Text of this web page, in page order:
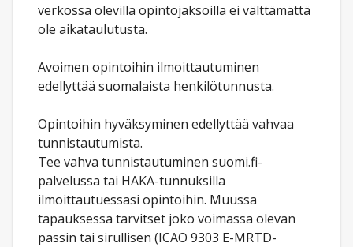
verkossa olevilla opintojaksoilla ei välttämättä
ole aikataulutusta.
Avoimen opintoihin ilmoittautuminen
edellyttää suomalaista henkilötunnusta.
Opintoihin hyväksyminen edellyttää vahvaa
tunnistautumista.
Tee vahva tunnistautuminen suomi.fi-
palvelussa tai HAKA-tunnuksilla
ilmoittautuessasi opintoihin. Muussa
tapauksessa tarvitset joko voimassa olevan
passin tai sirullisen (ICAO 9303 E-MRTD-